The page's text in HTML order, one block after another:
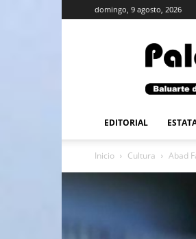
domingo, 9 agosto, 2026
EDITORIAL
Inicio Cultura Abad